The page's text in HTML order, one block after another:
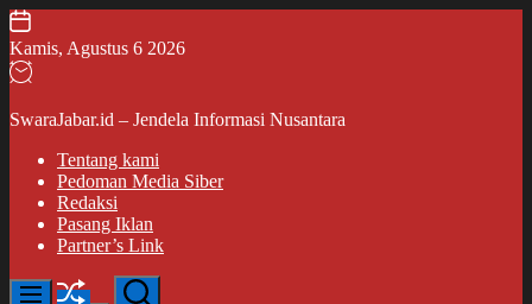
Skip
to
content
Kamis, Agustus 6 2026
SwaraJabar.id – Jendela Informasi Nusantara
Tentang kami
Pedoman Media Siber
Redaksi
Pasang Iklan
Partner’s Link
Menu Shuffle Search